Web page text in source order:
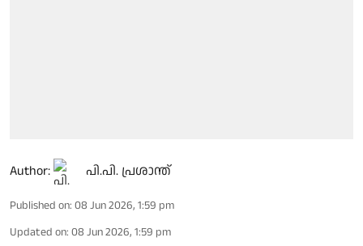
Author: പി.പി. പ്രശാന്ത്
Published on: 08 Jun 2026, 1:59 pm
Updated on: 08 Jun 2026, 1:59 pm